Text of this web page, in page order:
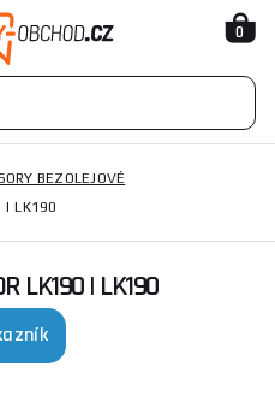
0
BEZOLEJOVÉ
| LK190
LK190 | LK190